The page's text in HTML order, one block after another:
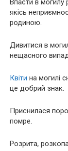
Впасти в
якісь
родиною.
Дивитися в
нещасного
Квіти на могилі
це добрий знак.
Приснилася
помре.
Розрита,